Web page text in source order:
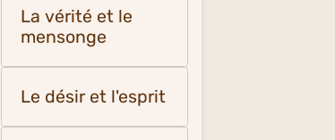
La vérité et le
mensonge
Le désir et l'esprit